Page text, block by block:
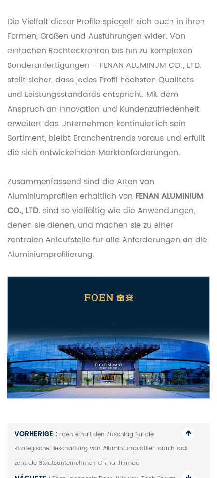
Die Vielfalt dieser Profile spiegelt sich auch in ihren
Formen, Größen und Ausführungen wider. Von
einfachen Rechteckrohren bis hin zu komplexen
Sonderanfertigungen – FENAN ALUMINUM CO., LTD.
stellt sicher, dass jedes Profil höchsten Qualitäts-
und Leistungsstandards entspricht. Mit dem
Anspruch an Innovation und Kundenzufriedenheit
erweitert das Unternehmen kontinuierlich sein
Sortiment, bleibt Branchentrends voraus und erfüllt
die sich entwickelnden Marktanforderungen.
Zusammenfassend sind die Arten von
Aluminiumprofilen erhältlich von FENAN ALUMINIUM
CO., LTD. sind so vielfältig wie die Anwendungen,
denen sie dienen, und machen sie zu einer
zentralen Anlaufstelle für alle Anforderungen an die
Aluminiumprofilierung.
VORHERIGE : Foen erhält den Zuschlag für die
strategische Beschaffung von Aluminiumprofilen durch das
zentrale Staatsunternehmen China Jinmao